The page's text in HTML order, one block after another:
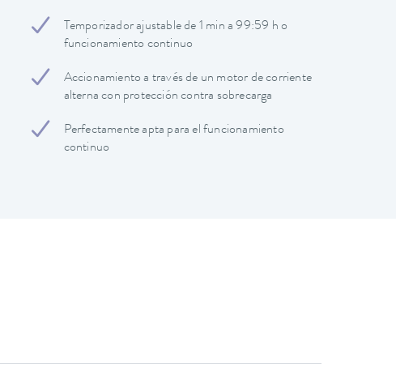
Temporizador ajustable de 1 min a 99:59 h o
funcionamiento continuo
Accionamiento a través de un motor de corriente
alterna con protección contra sobrecarga
Perfectamente apta para el funcionamiento
continuo